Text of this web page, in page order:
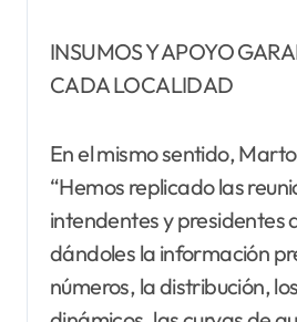
INSUMOS Y APOYO
CADA LOCALIDAD
En el mismo sentido,
“Hemos replicado las
intendentes y presidentes
dándoles la información
números, la distribución,